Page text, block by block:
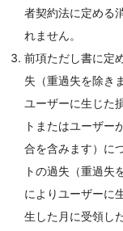
者契約法に定める
れません。
前項ただし書に定
失（重過失を除き
ユーザーに生じた
トまたはユーザー
合を含みます）に
トの過失（重過失
によりユーザーに
生した月に受領し